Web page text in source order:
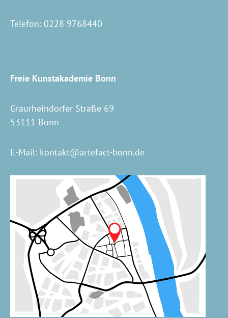
Telefon: 0228 9768440
Freie Kunstakademie Bonn
Graurheindorfer Straße 69
53111 Bonn
E-Mail: kontakt@artefact-bonn.de